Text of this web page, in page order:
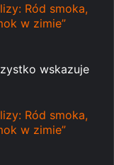
Ród smoka,
w zimie”
wskazuje
Ród smoka,
w zimie”